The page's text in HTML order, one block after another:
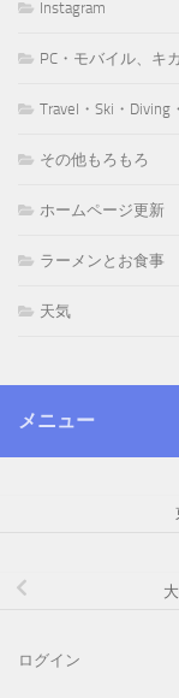
Instagram
PC・モバイル、キ
Travel・Ski・Diving
その他もろもろ
ホームページ更新
ラーメンとお食事
天気
メニュー
ログイン